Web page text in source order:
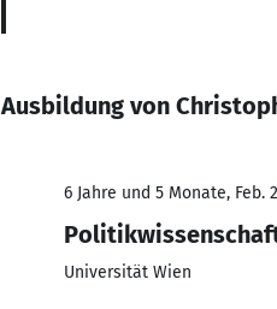
Ausbildung von
6 Jahre und 5 Monate, Feb.
Universität Wien